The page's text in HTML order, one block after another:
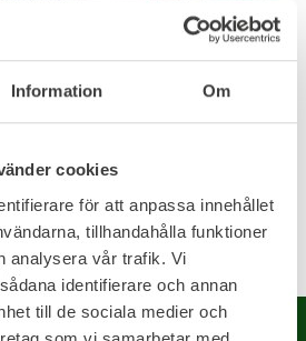
Information Om
cookies
för att anpassa innehållet
tillhandahålla funktioner
analysera vår trafik. Vi
identifierare och annan
till de sociala medier och